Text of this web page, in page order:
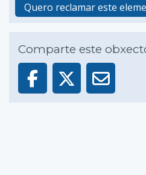
Quero reclamar este
Comparte este